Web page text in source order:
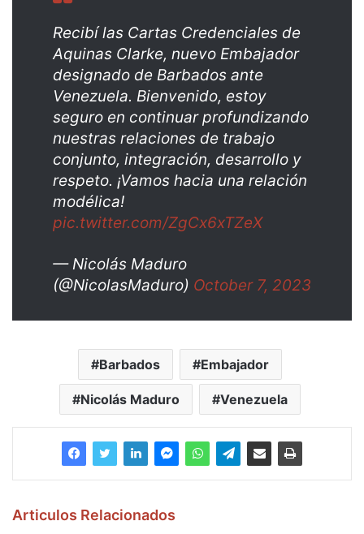
Recibí las Cartas Credenciales de
Aquinas Clarke, nuevo Embajador
designado de Barbados ante
Venezuela. Bienvenido, estoy
seguro en continuar profundizando
nuestras relaciones de trabajo
conjunto, integración, desarrollo y
respeto. ¡Vamos hacia una relación
modélica!
pic.twitter.com/ZgCx6xTZeX
— Nicolás Maduro
(@NicolasMaduro) October 7, 2023
Barbados Embajador
Nicolás Maduro Venezuela
Articulos Relacionados